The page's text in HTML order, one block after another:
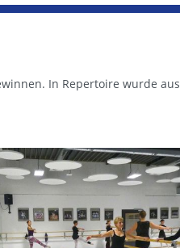
In Repertoire wurde aus